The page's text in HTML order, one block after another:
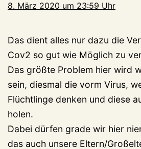
8. März 2020 um 23:59 Uhr
Das dient alles nur dazu die
Cov2 so gut wie Möglich zu
Das größte Problem hier wird
sein, diesmal die vorm Virus,
Flüchtlinge denken und diese
holen.
Dabei dürfen grade wir hier
das auch unsere Eltern/